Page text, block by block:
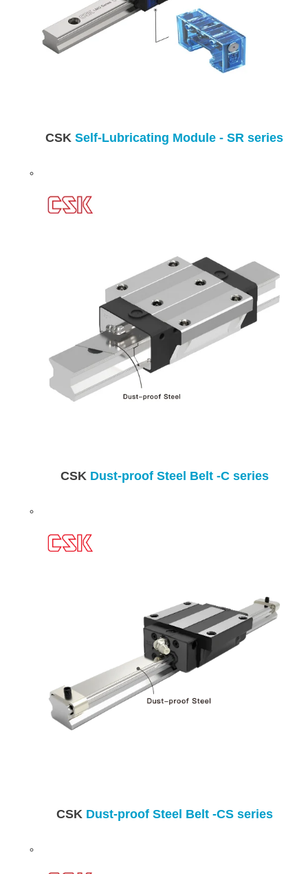
CSK Self-Lubricating Module - SR series
CSK Dust-proof Steel Belt -C series
CSK Dust-proof Steel Belt -CS series